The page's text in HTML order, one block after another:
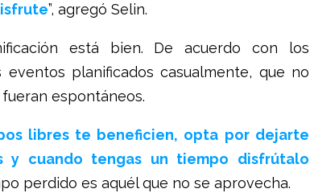
”, agregó Selin.
está bien. De acuerdo con los
planificados casualmente, que no
espontáneos.
libres te beneficien, opta por dejarte
y cuando tengas un tiempo disfrútalo
perdido es aquél que no se aprovecha.